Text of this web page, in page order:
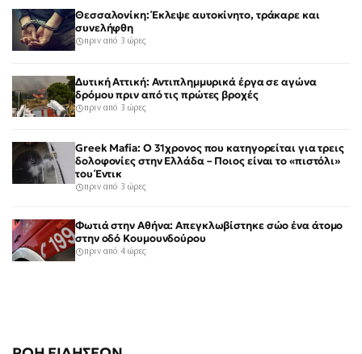
Θεσσαλονίκη: Έκλεψε αυτοκίνητο, τράκαρε και
συνελήφθη
πριν από 3 ώρες
Δυτική Αττική: Αντιπλημμυρικά έργα σε αγώνα
δρόμου πριν από τις πρώτες βροχές
πριν από 3 ώρες
Greek Mafia: Ο 31χρονος που κατηγορείται για τρεις
δολοφονίες στην Ελλάδα – Ποιος είναι το «πιστόλι»
του Έντικ
πριν από 3 ώρες
Φωτιά στην Αθήνα: Απεγκλωβίστηκε σώο ένα άτομο
στην οδό Κουμουνδούρου
πριν από 4 ώρες